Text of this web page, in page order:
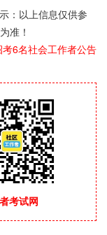
：以上信息仅供参
准！
6名社会工作者公告
考试网